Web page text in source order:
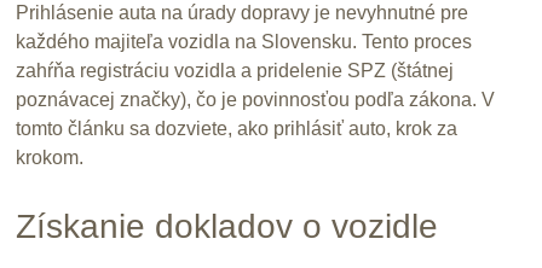
Prihlásenie auta na úrady dopravy je nevyhnutné pre
každého majiteľa vozidla na Slovensku. Tento proces
zahŕňa registráciu vozidla a pridelenie SPZ (štátnej
poznávacej značky), čo je povinnosťou podľa zákona. V
tomto článku sa dozviete, ako prihlásiť auto, krok za
krokom.
Získanie dokladov o vozidle